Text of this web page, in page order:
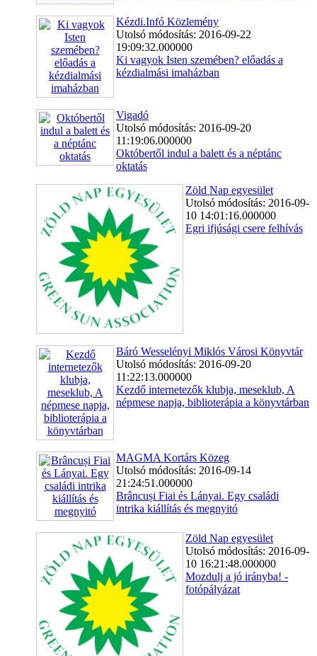
Kézdi.Infó Közlemény
Utolsó módosítás: 2016-09-22
19:09:32.000000
Ki vagyok Isten szemében? előadás a
kézdialmási imaházban
Vigadó
Utolsó módosítás: 2016-09-20
11:19:06.000000
Októbertől indul a balett és a néptánc
oktatás
Zöld Nap egyesület
Utolsó módosítás: 2016-09-
10 14:01:16.000000
Egri ifjúsági csere felhívás
Báró Wesselényi Miklós Városi Könyvtár
Utolsó módosítás: 2016-09-20
11:22:13.000000
Kezdő internetezők klubja, meseklub, A
népmese napja, biblioterápia a könyvtárban
MAGMA Kortárs Közeg
Utolsó módosítás: 2016-09-14
21:24:51.000000
Brâncuși Fiai és Lányai. Egy családi
intrika kiállítás és megnyitó
Zöld Nap egyesület
Utolsó módosítás: 2016-09-
10 16:21:48.000000
Mozdulj a jó irányba! -
fotópályázat